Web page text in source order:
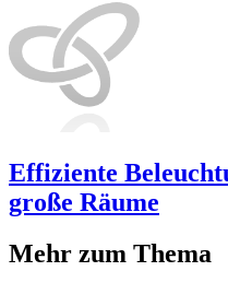
Effiziente
große Räume
Mehr zum Thema